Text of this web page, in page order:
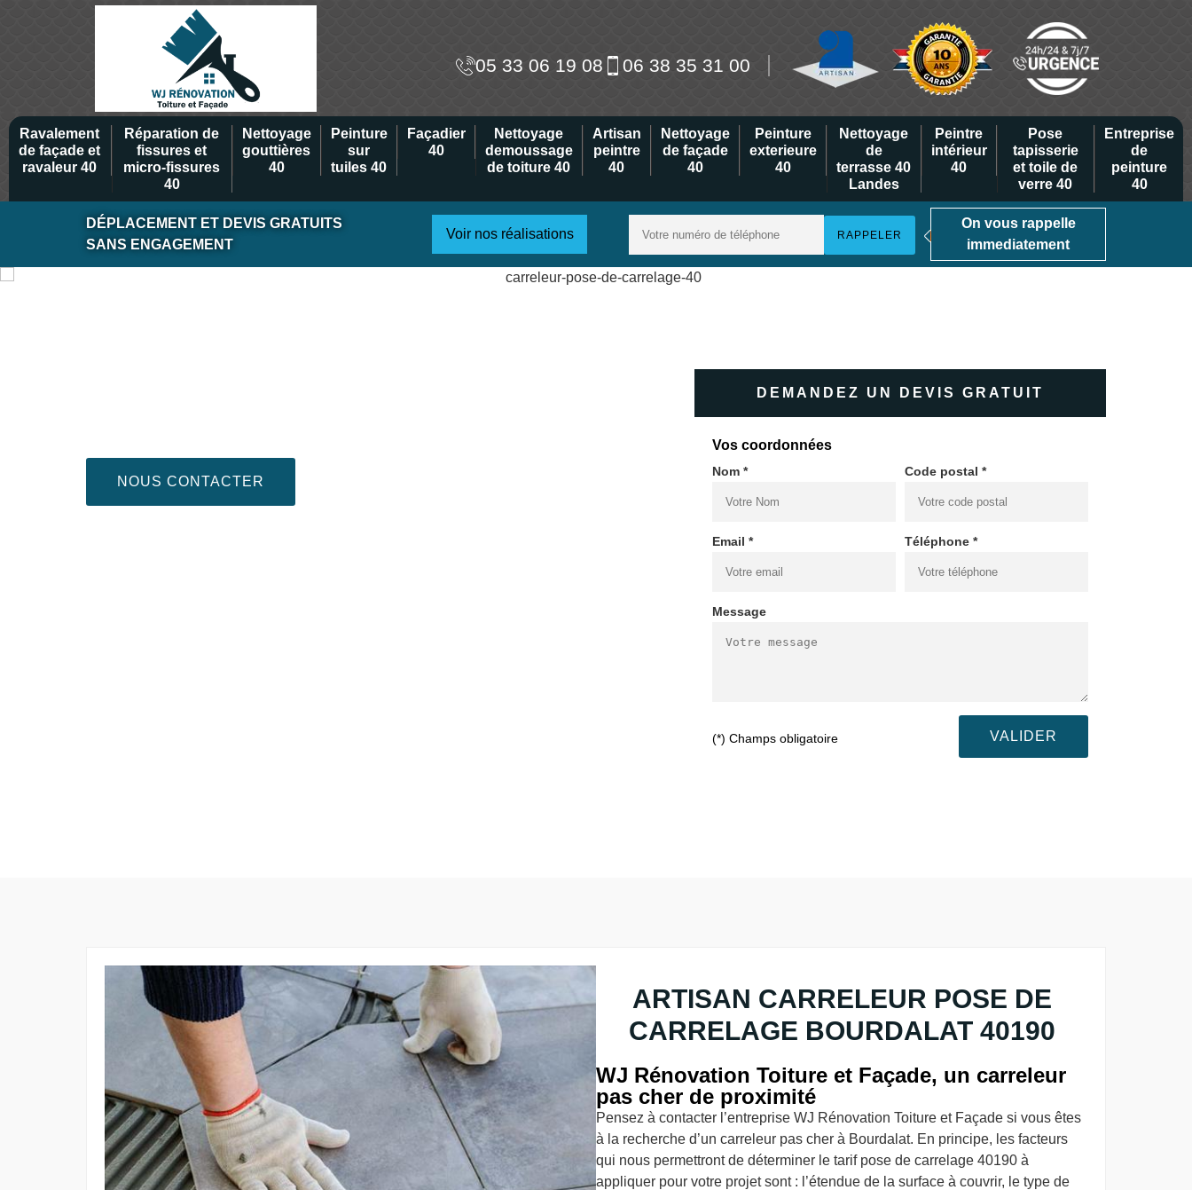
05 33 06 19 08 06 38 35 31 00
Ravalement
de façade et
ravaleur 40
Réparation de
fissures et
micro-fissures
40
Nettoyage
gouttières
40
Peinture
sur
tuiles 40
Façadier
40
Nettoyage
demoussage
de toiture 40
Artisan
peintre
40
Nettoyage
de façade
40
Peinture
exterieure
40
Nettoyage
de
terrasse 40
Landes
Peintre
intérieur
40
Pose
tapisserie
et toile de
verre 40
Entreprise
de
peinture
40
DÉPLACEMENT ET DEVIS GRATUITS
SANS ENGAGEMENT
Voir nos réalisations
On vous rappelle
immediatement
NOUS CONTACTER
DEMANDEZ UN DEVIS GRATUIT
Vos coordonnées
Nom * Code postal *
Email * Téléphone *
Message
(*) Champs obligatoire
ARTISAN CARRELEUR POSE DE
CARRELAGE BOURDALAT 40190
WJ Rénovation Toiture et Façade, un carreleur
pas cher de proximité
Pensez à contacter l’entreprise WJ Rénovation Toiture et Façade si vous êtes
à la recherche d’un carreleur pas cher à Bourdalat. En principe, les facteurs
qui nous permettront de déterminer le tarif pose de carrelage 40190 à
appliquer pour votre projet sont : l’étendue de la surface à couvrir, le type de